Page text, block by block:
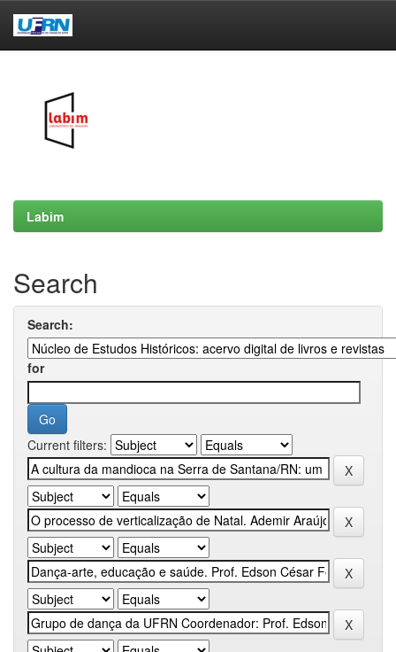
Labim
Search
Search:
for
Current filters: